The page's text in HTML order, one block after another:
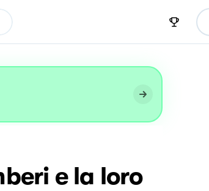
e la loro